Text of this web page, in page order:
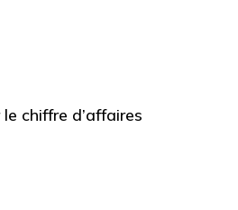
chiffre d’affaires